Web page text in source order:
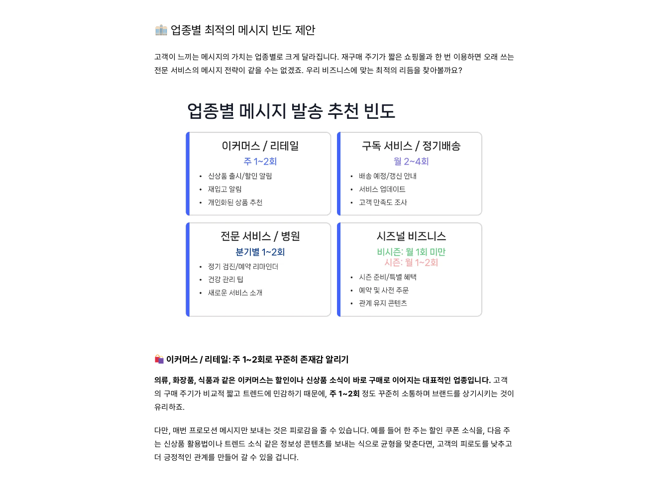
업종별 최적의 메시지 빈도 제안
고객이 느끼는 메시지의 가치는 업종별로 크게 달라집니다. 재구매 주기가 짧은 쇼핑몰과 한 번 이용하면 오래 쓰는
전문 서비스의 메시지 전략이 같을 수는 없겠죠. 우리 비즈니스에 맞는 최적의 리듬을 찾아볼까요?
이커머스 / 리테일: 주 1~2회로 꾸준히 존재감 알리기
의류, 화장품, 식품과 같은 이커머스는 할인이나 신상품 소식이 바로 구매로 이어지는 대표적인 업종입니다. 고객
의 구매 주기가 비교적 짧고 트렌드에 민감하기 때문에, 주 1~2회 정도 꾸준히 소통하며 브랜드를 상기시키는 것이
유리하죠.
다만, 매번 프로모션 메시지만 보내는 것은 피로감을 줄 수 있습니다. 예를 들어 한 주는 할인 쿠폰 소식을, 다음 주
는 신상품 활용법이나 트렌드 소식 같은 정보성 콘텐츠를 보내는 식으로 균형을 맞춘다면, 고객의 피로도를 낮추고
더 긍정적인 관계를 만들어 갈 수 있을 겁니다.